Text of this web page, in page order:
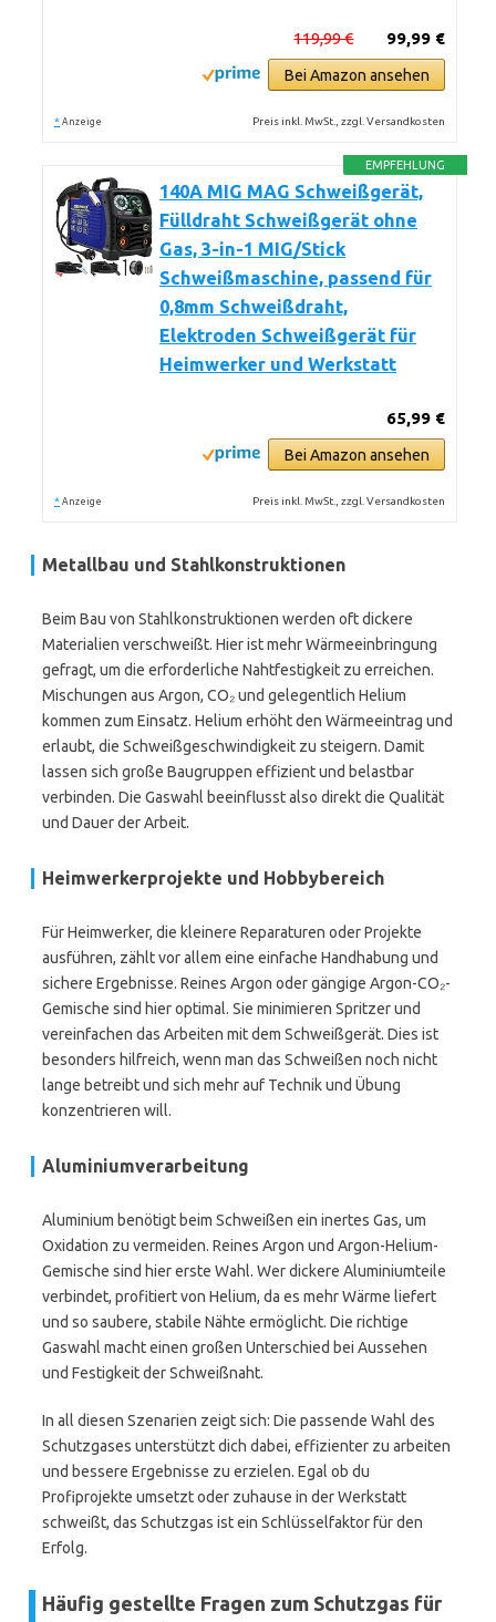
99,99 €
119,99 €
Bei Amazon ansehen
* Anzeige Preis inkl. MwSt., zzgl. Versandkosten
EMPFEHLUNG
140A MIG MAG Schweißgerät,
Fülldraht Schweißgerät ohne
Gas, 3-in-1 MIG/Stick
Schweißmaschine, passend für
0,8mm Schweißdraht,
Elektroden Schweißgerät für
Heimwerker und Werkstatt
65,99 €
Bei Amazon ansehen
* Anzeige Preis inkl. MwSt., zzgl. Versandkosten
Metallbau und Stahlkonstruktionen
Beim Bau von Stahlkonstruktionen werden oft dickere
Materialien verschweißt. Hier ist mehr Wärmeeinbringung
gefragt, um die erforderliche Nahtfestigkeit zu erreichen.
Mischungen aus Argon, CO₂ und gelegentlich Helium
kommen zum Einsatz. Helium erhöht den Wärmeeintrag und
erlaubt, die Schweißgeschwindigkeit zu steigern. Damit
lassen sich große Baugruppen effizient und belastbar
verbinden. Die Gaswahl beeinflusst also direkt die Qualität
und Dauer der Arbeit.
Heimwerkerprojekte und Hobbybereich
Für Heimwerker, die kleinere Reparaturen oder Projekte
ausführen, zählt vor allem eine einfache Handhabung und
sichere Ergebnisse. Reines Argon oder gängige Argon-CO₂-
Gemische sind hier optimal. Sie minimieren Spritzer und
vereinfachen das Arbeiten mit dem Schweißgerät. Dies ist
besonders hilfreich, wenn man das Schweißen noch nicht
lange betreibt und sich mehr auf Technik und Übung
konzentrieren will.
Aluminiumverarbeitung
Aluminium benötigt beim Schweißen ein inertes Gas, um
Oxidation zu vermeiden. Reines Argon und Argon-Helium-
Gemische sind hier erste Wahl. Wer dickere Aluminiumteile
verbindet, profitiert von Helium, da es mehr Wärme liefert
und so saubere, stabile Nähte ermöglicht. Die richtige
Gaswahl macht einen großen Unterschied bei Aussehen
und Festigkeit der Schweißnaht.
In all diesen Szenarien zeigt sich: Die passende Wahl des
Schutzgases unterstützt dich dabei, effizienter zu arbeiten
und bessere Ergebnisse zu erzielen. Egal ob du
Profiprojekte umsetzt oder zuhause in der Werkstatt
schweißt, das Schutzgas ist ein Schlüsselfaktor für den
Erfolg.
Häufig gestellte Fragen zum Schutzgas für